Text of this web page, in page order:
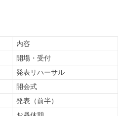
内容
開場・受付
発表リハーサル
開会式
発表（前半）